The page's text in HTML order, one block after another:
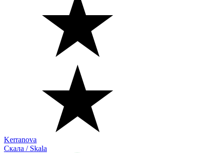
Kerranova
Скала / Skala